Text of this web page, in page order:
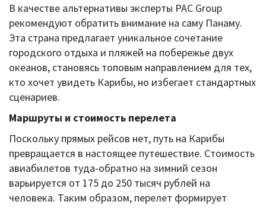
В качестве альтернативы эксперты PAC Group
рекомендуют обратить внимание на саму Панаму.
Эта страна предлагает уникальное сочетание
городского отдыха и пляжей на побережье двух
океанов, становясь топовым направлением для тех,
кто хочет увидеть Карибы, но избегает стандартных
сценариев.
Маршруты и стоимость перелета
Поскольку прямых рейсов нет, путь на Карибы
превращается в настоящее путешествие. Стоимость
авиабилетов туда-обратно на зимний сезон
варьируется от 175 до 250 тысяч рублей на
человека. Таким образом, перелет формирует